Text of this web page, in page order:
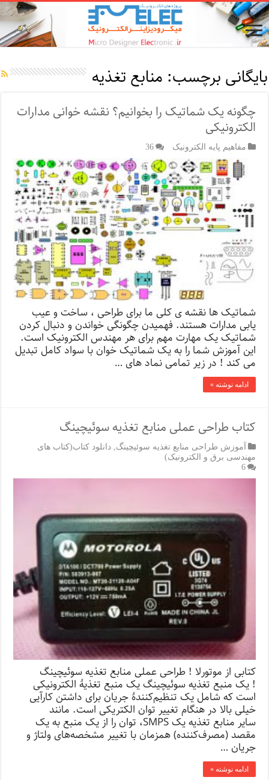
بایگانی برچسب: منابع تغذیه
چگونه یک شماتیک را بخوانیم؟ نقشه خوانی مدارات
الکترونیکی
مفاهیم پایه الکترونیک 36
شماتیک ها نقشه ی کلی ما برای طراحی ، ساخت و عیب
یابی مدارات هستند. فهمیدن چگونگی خواندن و دنبال کردن
شماتیک یک مهارت مهم برای هر مهندس الکترونیک است.
این آموزش شما را به یک شماتیک خوان با سواد کامل تبدیل
می کند ! در زیر تمامی نماد های …
ادامه نوشته »
کتاب طراحی عملی منابع تغذیه سوئیچینگ
آموزش طراحی منابع تغذیه سوئیچینگ ,دانلود کتاب(کتاب های
مهندسی برق و الکترونیک)
6
کتابی از موتورلا ! طراحی عملی منابع تغذیه سوئیچینگ
! یک منبع تغذیه سوئیچینگ یک منبع تغذیهٔ الکترونیکی
است که شامل یک تنظیم‌کنندهٔ جریان برای داشتن کارآیی
خیلی بالا در هنگام تغییر توان الکتریکی است. مانند
سایر منابع تغذیه یک SMPS، توان را از یک منبع به یک
مقصد (مصرف‌کننده) همزمان با تغییر مشخصه‌های ولتاژ و
جریان …
ادامه نوشته »